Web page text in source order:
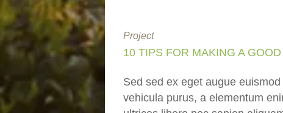
Project
10 TIPS FOR MAKING A
Sed sed ex eget augue
vehicula purus, a elementum